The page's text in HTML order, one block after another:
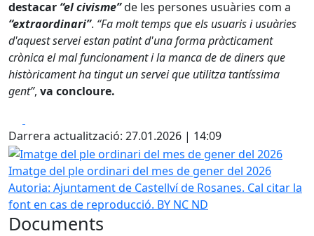
destacar “el civisme”de les persones usuàries com a
“extraordinari”. “Fa molt temps que els usuaris i usuàries
d'aquest servei estan patint d'una forma pràcticament
crònica el mal funcionament i la manca de de diners que
històricament ha tingut un servei que utilitza tantíssima
gent”, va concloure.
Darrera actualització: 27.01.2026 | 14:09
Imatge del ple ordinari del mes de gener del 2026
Imatge del ple ordinari del mes de gener del 2026
Autoria: Ajuntament de Castellví de Rosanes. Cal citar la
font en cas de reproducció. BY NC ND
Documents